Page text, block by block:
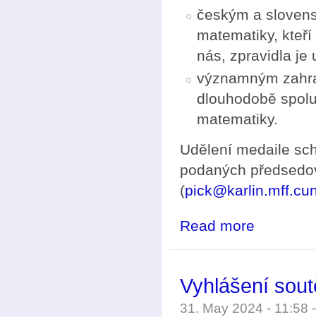
českým a
matematiky,
nás, zpravidla je
významným
dlouhodobě
matematiky.
Udělení medaile
podaných
(
Read more
Vyhlášení
31. May 2024 -